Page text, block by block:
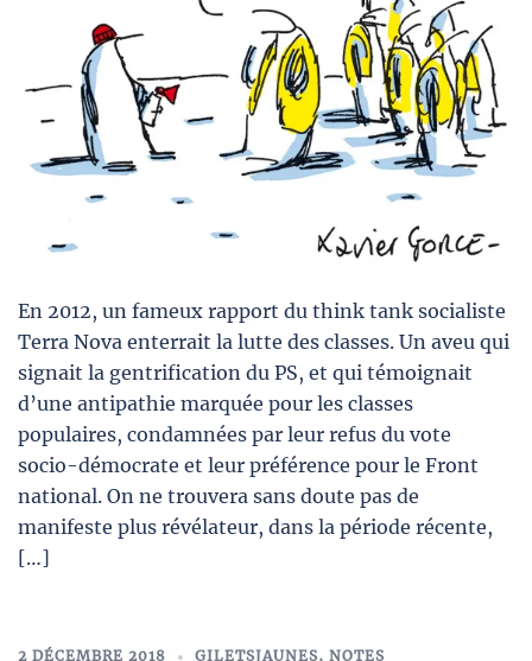
En 2012, un fameux rapport du think tank socialiste
Terra Nova enterrait la lutte des classes. Un aveu qui
signait la gentrification du PS, et qui témoignait
d’une antipathie marquée pour les classes
populaires, condamnées par leur refus du vote
socio-démocrate et leur préférence pour le Front
national. On ne trouvera sans doute pas de
manifeste plus révélateur, dans la période récente,
[…]
2 DÉCEMBRE 2018 GILETSJAUNES, NOTES